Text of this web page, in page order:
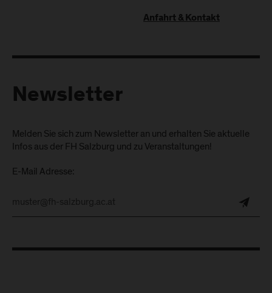
Anfahrt & Kontakt
Newsletter
Melden Sie sich zum Newsletter an und erhalten Sie aktuelle
Infos aus der FH Salzburg und zu Veranstaltungen!
E-Mail Adresse: